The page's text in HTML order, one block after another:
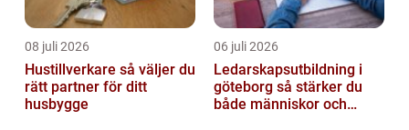
08 juli 2026
Hustillverkare så väljer du
rätt partner för ditt
husbygge
06 juli 2026
Ledarskapsutbildning i
göteborg så stärker du
både människor och